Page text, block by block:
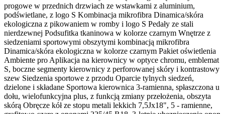
progowe w przednich drzwiach ze wstawkami z aluminium,
podświetlane, z logo S Kombinacja mikrofibra Dinamica/skóra
ekologiczna z pikowaniem w romby i logo S Pedały ze stali
nierdzewnej Podsufitka tkaninowa w kolorze czarnym Wnętrze z
siedzeniami sportowymi obszytymi kombinacją mikrofibra
Dinamica/skóra ekologiczna w kolorze czarnym Pakiet oświetlenia
Ambiente pro Aplikacja na kierownicy w optyce chromu, emblemat
S, boczne segmenty kierownicy z perforowanej skóry i kontrastowy
szew Siedzenia sportowe z przodu Oparcie tylnych siedzeń,
dzielone i składane Sportowa kierownica 3-ramienna, spłaszczona u
dołu, wielofunkcyjna plus, z funkcją zmiany przełożenia, obszyta
skórą Obręcze kół ze stopu metali lekkich 7,5Jx18", 5 - ramienne,